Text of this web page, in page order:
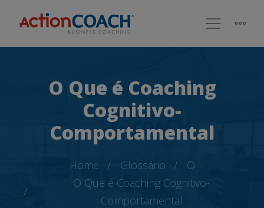
O Que é Coaching
Cognitivo-
Comportamental
Home Glossário
O
O Que é Coaching Cognitivo-
Comportamental